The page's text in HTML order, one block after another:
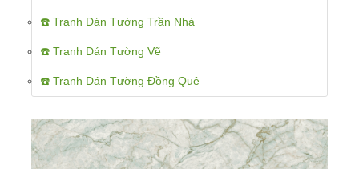
☎️ Tranh Dán Tường Trần Nhà
☎️ Tranh Dán Tường Vẽ
☎️ Tranh Dán Tường Đồng Quê